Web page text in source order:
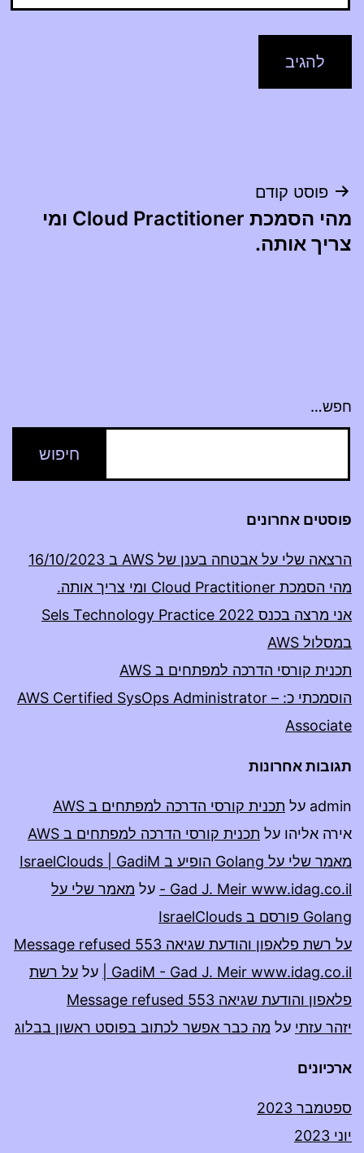
ניווט
פוסט קודם
מהי הסמכת Cloud Practitioner ומי
צריך אותה.
חפש…
פוסטים אחרונים
הרצאה שלי על אבטחה בענן של AWS ב 16/10/2023
מהי הסמכת Cloud Practitioner ומי צריך אותה.
אני מרצה בכנס Sels Technology Practice 2022
במסלול AWS
תכנית קורסי הדרכה למפתחים ב AWS
הוסמכתי כ: AWS Certified SysOps Administrator –
Associate
תגובות אחרונות
admin על תכנית קורסי הדרכה למפתחים ב AWS
אירה אליהו על תכנית קורסי הדרכה למפתחים ב AWS
מאמר שלי על Golang הופיע ב IsraelClouds | GadiM
- Gad J. Meir www.idag.co.il על מאמר שלי על
Golang פורסם ב IsraelClouds
על רשת פלאפון והודעת שגיאה 553 Message refused
| GadiM - Gad J. Meir www.idag.co.il
על על רשת
פלאפון והודעת שגיאה 553 Message refused
יזהר עזתי על מה כבר אפשר לכתוב בפוסט ראשון בבלוג
ארכיונים
ספטמבר 2023
יוני 2023